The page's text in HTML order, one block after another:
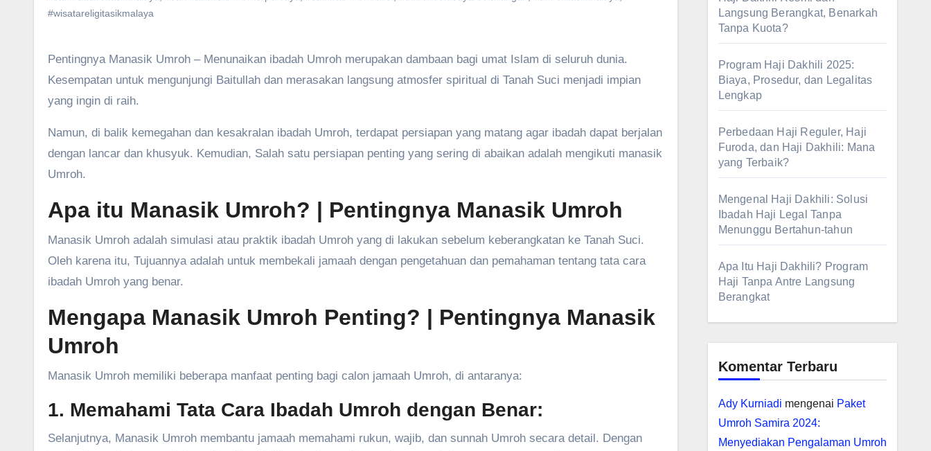
#wisatareligitasikmalaya
Pentingnya Manasik Umroh – Menunaikan ibadah Umroh merupakan dambaan bagi umat Islam di seluruh dunia.
Kesempatan untuk mengunjungi Baitullah dan merasakan langsung atmosfer spiritual di Tanah Suci menjadi impian
yang ingin di raih.
Namun, di balik kemegahan dan kesakralan ibadah Umroh, terdapat persiapan yang matang agar ibadah dapat berjalan
dengan lancar dan khusyuk. Kemudian, Salah satu persiapan penting yang sering di abaikan adalah mengikuti manasik
Umroh.
Apa itu Manasik Umroh? | Pentingnya Manasik Umroh
Manasik Umroh adalah simulasi atau praktik ibadah Umroh yang di lakukan sebelum keberangkatan ke Tanah Suci.
Oleh karena itu, Tujuannya adalah untuk membekali jamaah dengan pengetahuan dan pemahaman tentang tata cara
ibadah Umroh yang benar.
Mengapa Manasik Umroh Penting? | Pentingnya Manasik
Umroh
Manasik Umroh memiliki beberapa manfaat penting bagi calon jamaah Umroh, di antaranya:
1. Memahami Tata Cara Ibadah Umroh dengan Benar:
Selanjutnya, Manasik Umroh membantu jamaah memahami rukun, wajib, dan sunnah Umroh secara detail. Dengan
Langsung Berangkat, Benarkah
Tanpa Kuota?
Program Haji Dakhili 2025:
Biaya, Prosedur, dan Legalitas
Lengkap
Perbedaan Haji Reguler, Haji
Furoda, dan Haji Dakhili: Mana
yang Terbaik?
Mengenal Haji Dakhili: Solusi
Ibadah Haji Legal Tanpa
Menunggu Bertahun-tahun
Apa Itu Haji Dakhili? Program
Haji Tanpa Antre Langsung
Berangkat
Komentar Terbaru
Ady Kurniadi mengenai Paket
Umroh Samira 2024:
Menyediakan Pengalaman Umroh